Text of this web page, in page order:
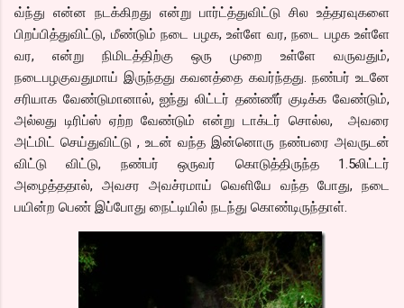
வ்ந்து என்ன நடக்கிறது என்று பார்ட்த்துவிட்டு சில உத்தரவுகளை
பிறப்பித்துவிட்டு, மீண்டும் நடை பழக, உள்ளே வர, நடை பழக உள்ளே
வர, என்று நிமிடத்திற்கு ஒரு முறை உள்ளே வருவதும்,
நடைபழகுவதுமாய் இருந்தது கவனத்தை கவர்ந்தது. நண்பர் உடனே
சரியாக வேண்டுமானால், ஐந்து லிட்டர் தண்ணீர் குடிக்க வேண்டும்,
அல்லது டிரிப்ஸ் ஏற்ற வேண்டும் என்று டாக்டர் சொல்ல, அவரை
அட்மிட் செய்துவிட்டு , உடன் வந்த இன்னொரு நண்பரை அவருடன்
விட்டு விட்டு, நண்பர் ஒருவர் கொடுத்திருந்த 1.5லிட்டர்
அழைத்ததால், அவசர அவச்ரமாய் வெளியே வந்த போது, நடை
பயின்ற பெண் இப்போது நைட்டியில் நடந்து கொண்டிருந்தாள்.